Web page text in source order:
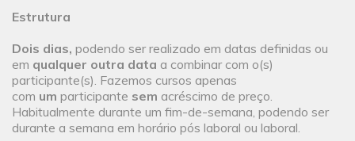
Estrutura
Dois dias, podendo ser realizado em datas definidas ou
em qualquer outra data a combinar com o(s)
participante(s). Fazemos cursos apenas
com um participante sem acréscimo de preço.
Habitualmente durante um fim-de-semana, podendo ser
durante a semana em horário pós laboral ou laboral.